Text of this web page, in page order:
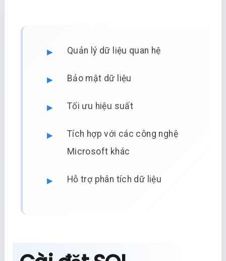
Quản lý dữ liệu quan hệ
Bảo mật dữ liệu
Tối ưu hiệu suất
Tích hợp với các công nghệ
Microsoft khác
Hỗ trợ phân tích dữ liệu